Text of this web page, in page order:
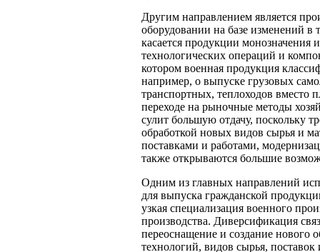
Другим направлением является
оборудовании на базе изменений в
касается продукции монозначения
технологических операций и
котором военная продукция
например, о выпуске грузовых
транспортных, теплоходов вместо
переходе на рыночные методы
сулит большую отдачу, поскольку
обработкой новых видов сырья и
поставками и работами,
также открываются большие
Одним из главных направлений
для выпуска гражданской
узкая специализация военного
производства. Диверсификация
переоснащение и создание нового
технологий, видов сырья,